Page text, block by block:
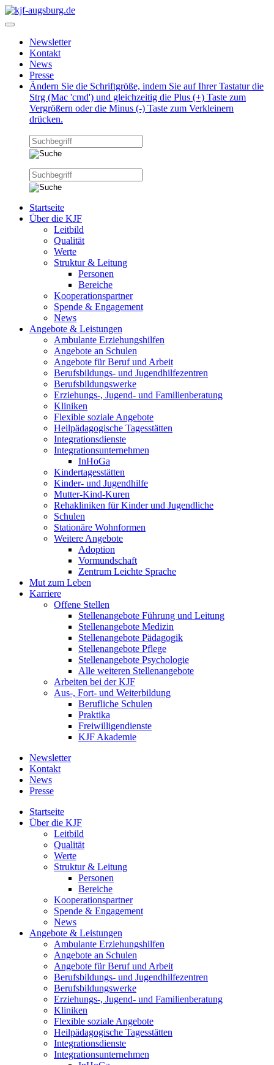
Newsletter
Kontakt
News
Presse
Ändern Sie die Schriftgröße, indem Sie auf Ihrer Tastatur die
Strg (Mac 'cmd') und gleichzeitig die Plus (+) Taste zum
Vergrößern oder die Minus (-) Taste zum Verkleinern
drücken.
Startseite
Über die KJF
Leitbild
Qualität
Werte
Struktur & Leitung
Personen
Bereiche
Kooperationspartner
Spende & Engagement
News
Angebote & Leistungen
Ambulante Erziehungshilfen
Angebote an Schulen
Angebote für Beruf und Arbeit
Berufsbildungs- und Jugendhilfezentren
Berufsbildungswerke
Erziehungs-, Jugend- und Familienberatung
Kliniken
Flexible soziale Angebote
Heilpädagogische Tagesstätten
Integrationsdienste
Integrationsunternehmen
InHoGa
Kindertagesstätten
Kinder- und Jugendhilfe
Mutter-Kind-Kuren
Rehakliniken für Kinder und Jugendliche
Schulen
Stationäre Wohnformen
Weitere Angebote
Adoption
Vormundschaft
Zentrum Leichte Sprache
Mut zum Leben
Karriere
Offene Stellen
Stellenangebote Führung und Leitung
Stellenangebote Medizin
Stellenangebote Pädagogik
Stellenangebote Pflege
Stellenangebote Psychologie
Alle weiteren Stellenangebote
Arbeiten bei der KJF
Aus-, Fort- und Weiterbildung
Berufliche Schulen
Praktika
Freiwilligendienste
KJF Akademie
Newsletter
Kontakt
News
Presse
Startseite
Über die KJF
Leitbild
Qualität
Werte
Struktur & Leitung
Personen
Bereiche
Kooperationspartner
Spende & Engagement
News
Angebote & Leistungen
Ambulante Erziehungshilfen
Angebote an Schulen
Angebote für Beruf und Arbeit
Berufsbildungs- und Jugendhilfezentren
Berufsbildungswerke
Erziehungs-, Jugend- und Familienberatung
Kliniken
Flexible soziale Angebote
Heilpädagogische Tagesstätten
Integrationsdienste
Integrationsunternehmen